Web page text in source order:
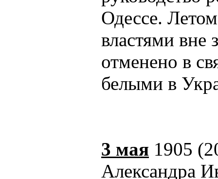
Одессе.
властями вне
отменено в
белыми в
3 мая 1905
Александра